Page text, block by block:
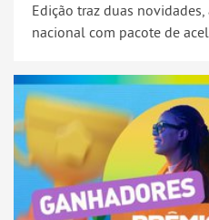
Edição traz duas
nacional com pacote de